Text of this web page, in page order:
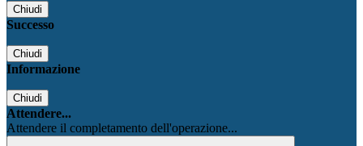
Chiudi
Successo
Chiudi
Informazione
Chiudi
Attendere...
Attendere il completamento dell'operazione...